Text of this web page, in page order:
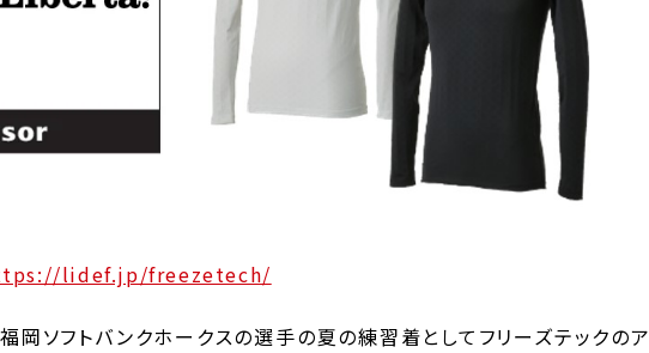
lidef.jp/freezetech/
岡ソフトバンクホークスの選手の夏の練習着としてフリーズテックのア